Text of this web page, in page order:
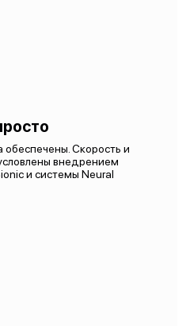
обеспечены. Скорость и
внедрением
и системы Neural